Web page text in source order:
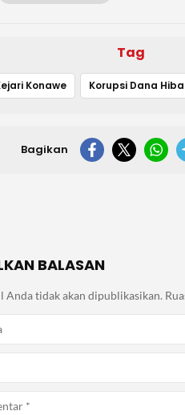
Tag
Konawe
Bagikan
BALASAN
Anda tidak akan dipublikasikan.